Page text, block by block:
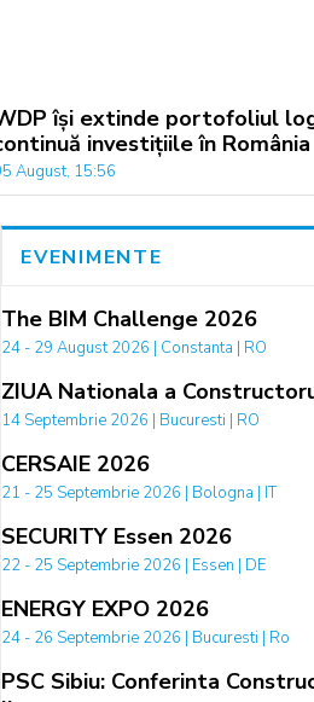
își extinde portofoliul
investițiile în România
August, 15:56
EVENIMENTE
The BIM Challenge 2026
24 - 29 August 2026 | Constanta | RO
ZIUA Nationala a
14 Septembrie 2026 | Bucuresti | RO
CERSAIE 2026
21 - 25 Septembrie 2026 | Bologna | IT
SECURITY Essen 2026
22 - 25 Septembrie 2026 | Essen | DE
ENERGY EXPO 2026
24 - 26 Septembrie 2026 | Bucuresti | Ro
PSC Sibiu: Conferinta